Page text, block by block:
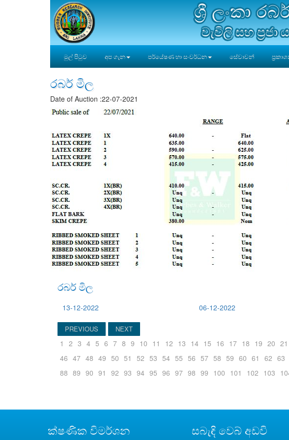
ශ්‍රී ලංකා
වැවිලි සහ ප්‍රජා
මුල් පිටුව අප ගැන පර්යේෂණ හා සංවර්ධන සේවාවන්
රබර් මිල
Date of Auction :22-07-2021
රබර් මිල
13-12-2022 06-12-2022
PREVIOUS NEXT
1 2 3 4 5 6 7 8 9 10 11 12 13 14 15 16 17 18 19 20 21
46 47 48 49 50 51 52 53 54 55 56 57 58 59 60 61 62 63
88 89 90 91 92 93 94 95 96 97 98 99 100 101 102 103
ක්ෂණික විමර්ශන සබැඳි වෙබ් අඩවි